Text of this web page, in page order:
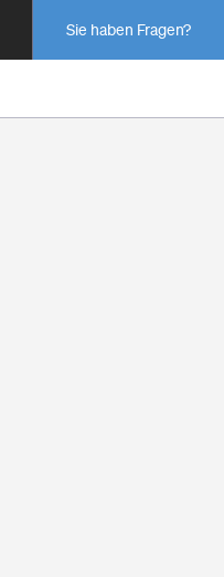
Sie haben Fragen?